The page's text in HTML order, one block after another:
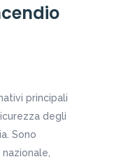
principali
degli
Sono